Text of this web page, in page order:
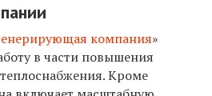
компания»
в части повышения
Кроме